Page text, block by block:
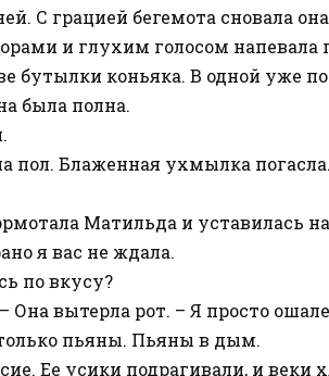
С грацией бегемота сновала
и глухим голосом напевала
бутылки коньяка. В одной уже
была полна.
пол. Блаженная ухмылка
Матильда и уставилась
я вас не ждала.
по вкусу?
вытерла рот. – Я просто
пьяны. Пьяны в дым.
Ее усики подрагивали, и веки